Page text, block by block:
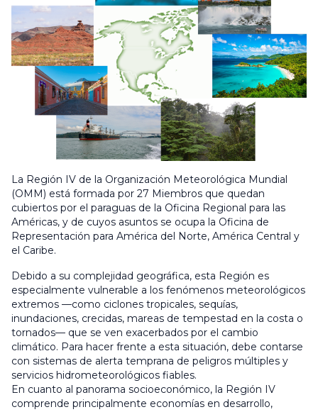
La Región IV de la Organización Meteorológica Mundial
(OMM) está formada por 27 Miembros que quedan
cubiertos por el paraguas de la Oficina Regional para las
Américas, y de cuyos asuntos se ocupa la Oficina de
Representación para América del Norte, América Central y
el Caribe.
Debido a su complejidad geográfica, esta Región es
especialmente vulnerable a los fenómenos meteorológicos
extremos —como ciclones tropicales, sequías,
inundaciones, crecidas, mareas de tempestad en la costa o
tornados— que se ven exacerbados por el cambio
climático. Para hacer frente a esta situación, debe contarse
con sistemas de alerta temprana de peligros múltiples y
servicios hidrometeorológicos fiables.
En cuanto al panorama socioeconómico, la Región IV
comprende principalmente economías en desarrollo,